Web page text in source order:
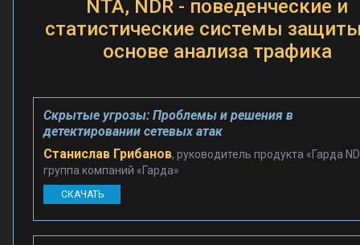
NTA, NDR - поведенческие и
статистические системы
основе анализа трафика
Скрытые угрозы: Проблемы и решения в
детектировании сетевых атак
Станислав Грибанов, руководитель продукта «Гарда
группа компаний «Гарда»
СКАЧАТЬ